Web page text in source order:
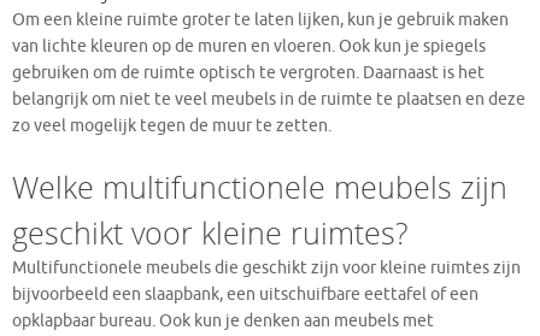
Om een kleine ruimte groter te laten lijken, kun je gebruik maken
van lichte kleuren op de muren en vloeren. Ook kun je spiegels
gebruiken om de ruimte optisch te vergroten. Daarnaast is het
belangrijk om niet te veel meubels in de ruimte te plaatsen en deze
zo veel mogelijk tegen de muur te zetten.
Welke multifunctionele meubels zijn
geschikt voor kleine ruimtes?
Multifunctionele meubels die geschikt zijn voor kleine ruimtes zijn
bijvoorbeeld een slaapbank, een uitschuifbare eettafel of een
opklapbaar bureau. Ook kun je denken aan meubels met